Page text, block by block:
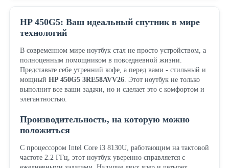
HP 450G5: Ваш идеальный спутник в мире
технологий
В современном мире ноутбук стал не просто устройством, а
полноценным помощником в повседневной жизни.
Представьте себе утренний кофе, а перед вами - стильный и
мощный HP 450G5 3RE58AVV26. Этот ноутбук не только
выполнит все ваши задачи, но и сделает это с комфортом и
элегантностью.
Производительность, на которую можно
положиться
С процессором Intel Core i3 8130U, работающим на тактовой
частоте 2.2 ГГц, этот ноутбук уверенно справляется с